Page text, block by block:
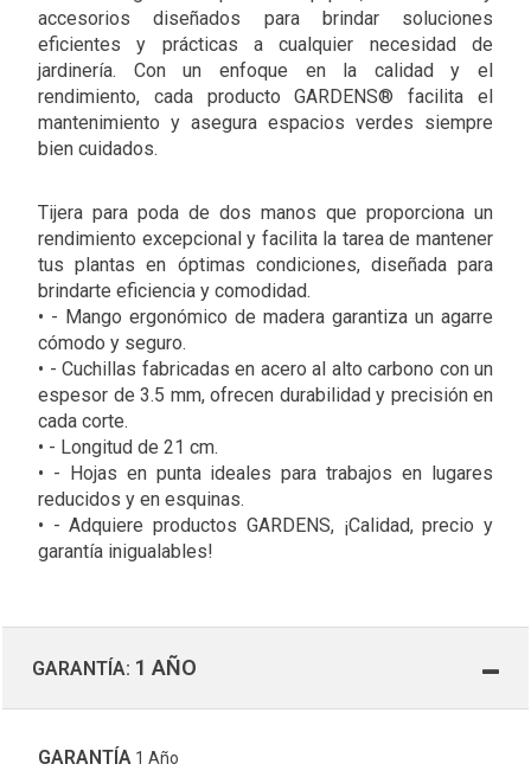
accesorios diseñados para brindar soluciones
eficientes y prácticas a cualquier necesidad de
jardinería. Con un enfoque en la calidad y el
rendimiento, cada producto GARDENS® facilita el
mantenimiento y asegura espacios verdes siempre
bien cuidados.
Tijera para poda de dos manos que proporciona un
rendimiento excepcional y facilita la tarea de mantener
tus plantas en óptimas condiciones, diseñada para
brindarte eficiencia y comodidad.
• - Mango ergonómico de madera garantiza un agarre
cómodo y seguro.
• - Cuchillas fabricadas en acero al alto carbono con un
espesor de 3.5 mm, ofrecen durabilidad y precisión en
cada corte.
• - Longitud de 21 cm.
• - Hojas en punta ideales para trabajos en lugares
reducidos y en esquinas.
• - Adquiere productos GARDENS, ¡Calidad, precio y
garantía inigualables!
GARANTÍA: 1 AÑO
GARANTÍA 1 Año